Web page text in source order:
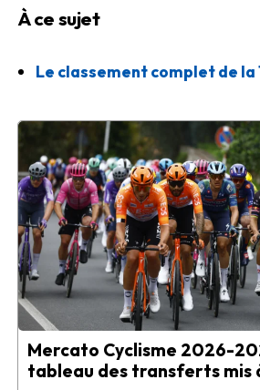
À ce sujet
Le classement complet de la
Mercato Cyclisme 2026-
tableau des transferts mis